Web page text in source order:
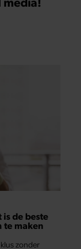
de beste
te maken
zonder